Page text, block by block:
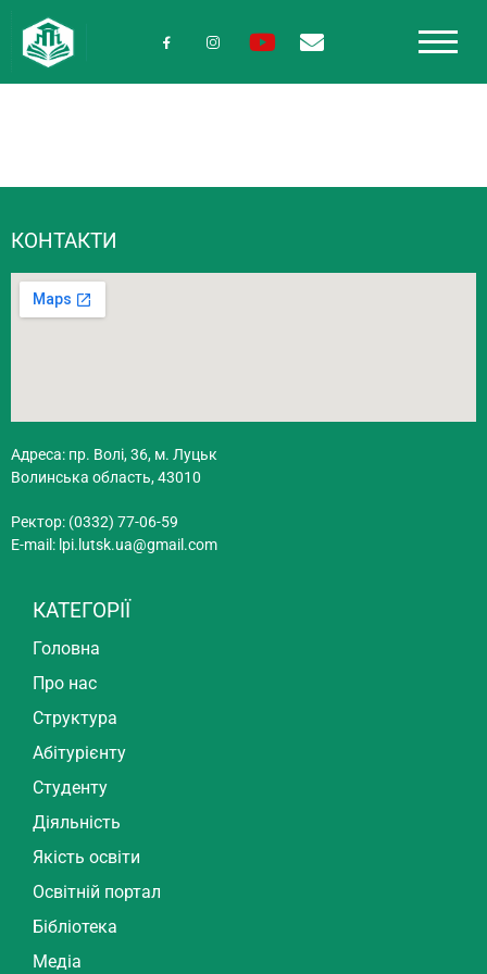
КОНТАКТИ
Адреса: пр. Волі, 36, м. Луцьк
Волинська область, 43010
Ректор: (0332) 77-06-59
E-mail: lpi.lutsk.ua@gmail.com
КАТЕГОРІЇ
Головна
Про нас
Структура
Абітурієнту
Студенту
Діяльність
Якість освіти
Освітній портал
Бібліотека
Медіа